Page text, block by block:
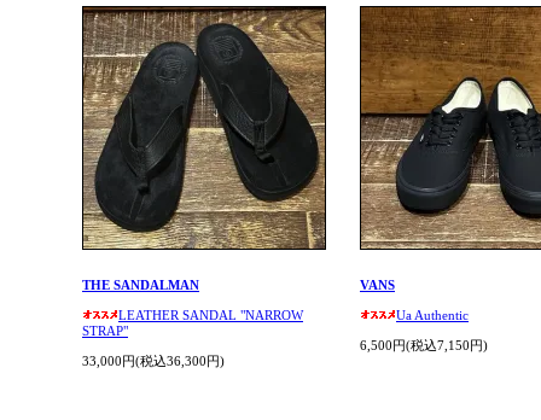
THE SANDALMAN
LEATHER SANDAL "NARROW
STRAP"
33,000円(税込36,300円)
VANS
Ua Authentic
6,500円(税込7,150円)